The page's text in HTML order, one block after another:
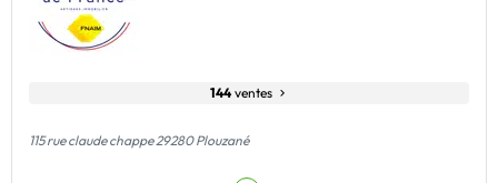
144ventes
115 rue claude chappe 29280 Plouzané